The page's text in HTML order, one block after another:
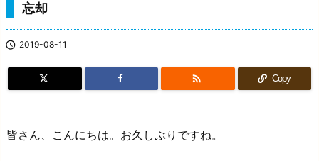
忘却
 2019-08-11
 Copy
皆さん、こんにちは。お久しぶりですね。